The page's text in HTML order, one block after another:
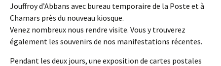
Jouffroy d’Abbans avec bureau temporaire de la Poste et à
Chamars près du nouveau kiosque.
Venez nombreux nous rendre visite. Vous y trouverez
également les souvenirs de nos manifestations récentes.
Pendant les deux jours, une exposition de cartes postales